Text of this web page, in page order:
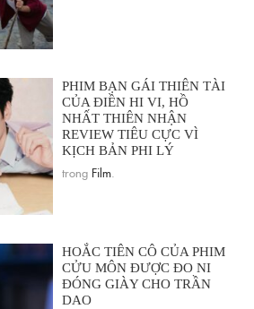
PHIM BẠN GÁI THIÊN TÀI
CỦA ĐIỀN HI VI, HỒ
NHẤT THIÊN NHẬN
REVIEW TIÊU CỰC VÌ
KỊCH BẢN PHI LÝ
trong Film
HOẮC TIÊN CÔ CỦA PHIM
CỬU MÔN ĐƯỢC ĐO NI
ĐÓNG GIÀY CHO TRẦN
DAO